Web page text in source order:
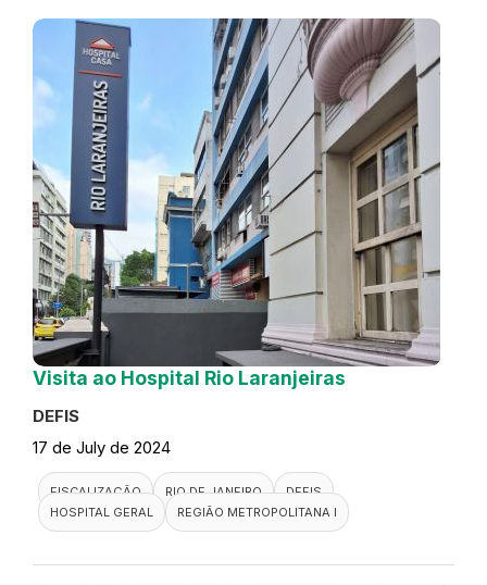
Visita ao Hospital Rio Laranjeiras
DEFIS
17 de July de 2024
FISCALIZAÇÃO RIO DE JANEIRO
DEFIS
HOSPITAL GERAL
REGIÃO METROPOLITANA I